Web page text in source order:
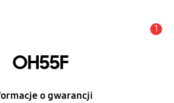
1
OH55F
o gwarancji